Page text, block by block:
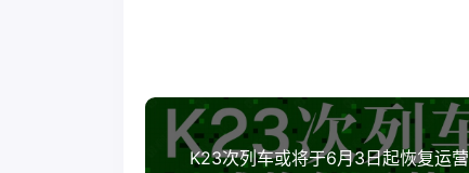
K23次列车或将于6月3日起恢复运营